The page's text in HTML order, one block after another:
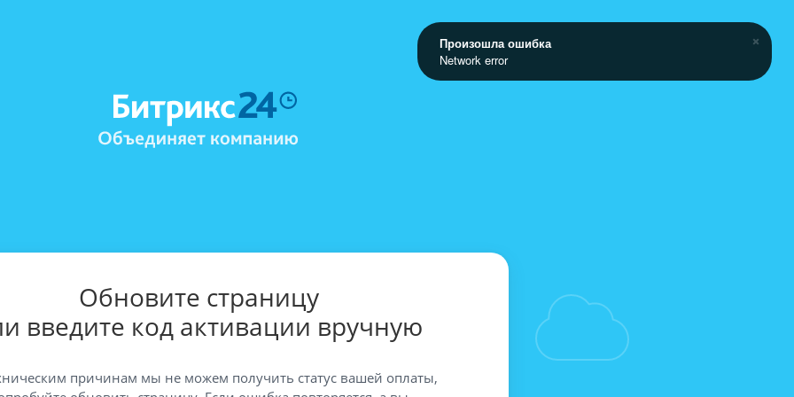
Обновите страницу
введите код активации вручную
причинам мы не можем получить статус вашей оплаты,
Произошла ошибка
Network error